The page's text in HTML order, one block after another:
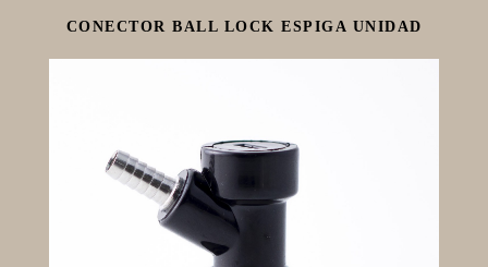
CONECTOR BALL LOCK ESPIGA UNIDAD